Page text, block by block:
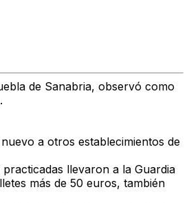
de Sanabria, observó como
a otros establecimientos de
llevaron a la Guardia
más de 50 euros, también